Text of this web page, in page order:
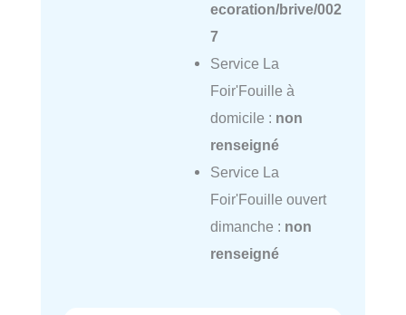
ecoration/brive/002
7
Service La
Foir'Fouille à
domicile : non
renseigné
Service La
Foir'Fouille ouvert
dimanche : non
renseigné